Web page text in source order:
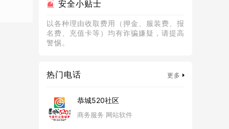
安全小贴士
以各种理由收取费用（押金、服装费、报
名费、充值卡等）均有诈骗嫌疑，请提高
警惕。
热门电话 更多
恭城520社区
商务服务 网站软件